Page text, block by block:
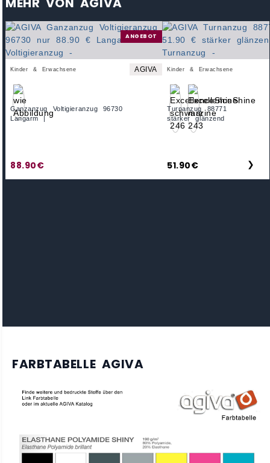
ANGEBOT
Kinder & Erwachsene AGIVA
Ganzanzug Voltigieranzug 96730
Langarm |
88.90€
Kinder & Erwachsene
Turnanzug 88771
stärker glänzend
51.90€ ❯
FARBTABELLE AGIVA